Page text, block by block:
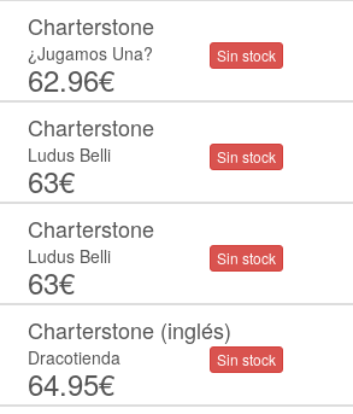
Charterstone
¿Jugamos Una?
62.96€
Sin stock
Charterstone
Ludus Belli
63€
Sin stock
Charterstone
Ludus Belli
63€
Sin stock
Charterstone (inglés)
Dracotienda
64.95€
Sin stock